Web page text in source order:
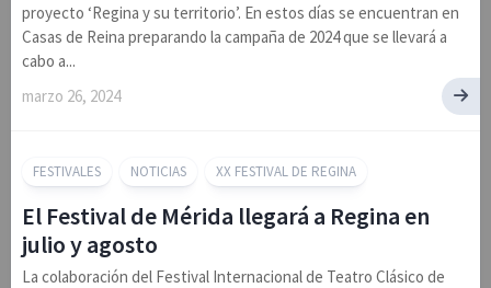
proyecto ‘Regina y su territorio’. En estos días se encuentran en
Casas de Reina preparando la campaña de 2024 que se llevará a
cabo a...
marzo 26, 2024
FESTIVALES NOTICIAS XX FESTIVAL DE REGINA
El Festival de Mérida llegará a Regina en
julio y agosto
La colaboración del Festival Internacional de Teatro Clásico de